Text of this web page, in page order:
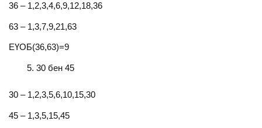
36 – 1,2,3,4,6,9,12,18,36
63 – 1,3,7,9,21,63
ЕҮОБ(36,63)=9
30 бен 45
30 – 1,2,3,5,6,10,15,30
45 – 1,3,5,15,45